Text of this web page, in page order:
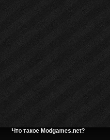
Что такое Modgames.net?